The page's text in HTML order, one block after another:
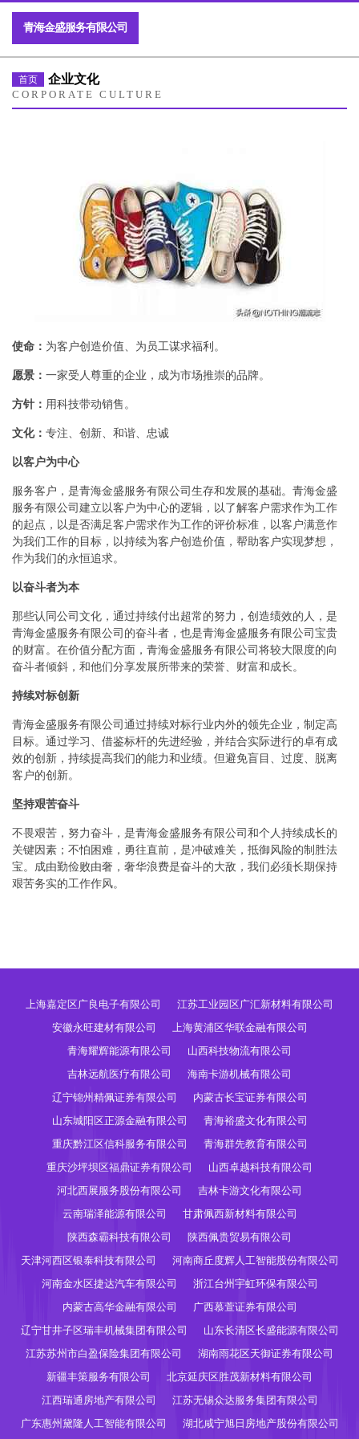
青海金盛服务有限公司
首页 企业文化
CORPORATE CULTURE
使命： 为客户创造价值、为员工谋求福利。
愿景： 一家受人尊重的企业，成为市场推崇的品牌。
方针： 用科技带动销售。
文化： 专注、创新、和谐、忠诚
以客户为中心
服务客户，是青海金盛服务有限公司生存和发展的基础。青海金盛
服务有限公司建立以客户为中心的逻辑，以了解客户需求作为工作
的起点，以是否满足客户需求作为工作的评价标准，以客户满意作
为我们工作的目标，以持续为客户创造价值，帮助客户实现梦想，
作为我们的永恒追求。
以奋斗者为本
那些认同公司文化，通过持续付出超常的努力，创造绩效的人，是
青海金盛服务有限公司的奋斗者，也是青海金盛服务有限公司宝贵
的财富。在价值分配方面，青海金盛服务有限公司将较大限度的向
奋斗者倾斜，和他们分享发展所带来的荣誉、财富和成长。
持续对标创新
青海金盛服务有限公司通过持续对标行业内外的领先企业，制定高
目标。通过学习、借鉴标杆的先进经验，并结合实际进行的卓有成
效的创新，持续提高我们的能力和业绩。但避免盲目、过度、脱离
客户的创新。
坚持艰苦奋斗
不畏艰苦，努力奋斗，是青海金盛服务有限公司和个人持续成长的
关键因素；不怕困难，勇往直前，是冲破难关，抵御风险的制胜法
宝。成由勤俭败由奢，奢华浪费是奋斗的大敌，我们必须长期保持
艰苦务实的工作作风。
上海嘉定区广良电子有限公司
江苏工业园区广汇新材料有限公司
安徽永旺建材有限公司
上海黄浦区华联金融有限公司
青海耀辉能源有限公司
山西科技物流有限公司
吉林远航医疗有限公司
海南卡游机械有限公司
辽宁锦州精佩证券有限公司
内蒙古长宝证券有限公司
山东城阳区正源金融有限公司
青海裕盛文化有限公司
重庆黔江区信科服务有限公司
青海群先教育有限公司
重庆沙坪坝区福鼎证券有限公司
山西卓越科技有限公司
河北西展服务股份有限公司
吉林卡游文化有限公司
云南瑞泽能源有限公司
甘肃佩西新材料有限公司
陕西森霸科技有限公司
陕西佩贵贸易有限公司
天津河西区银泰科技有限公司
河南商丘度辉人工智能股份有限公司
河南金水区捷达汽车有限公司
浙江台州宇虹环保有限公司
内蒙古高华金融有限公司
广西慕萱证券有限公司
辽宁甘井子区瑞丰机械集团有限公司
山东长清区长盛能源有限公司
江苏苏州市白盈保险集团有限公司
湖南雨花区天御证券有限公司
新疆丰策服务有限公司
北京延庆区胜茂新材料有限公司
江西瑞通房地产有限公司
江苏无锡众达服务集团有限公司
广东惠州黛隆人工智能有限公司
湖北咸宁旭日房地产股份有限公司